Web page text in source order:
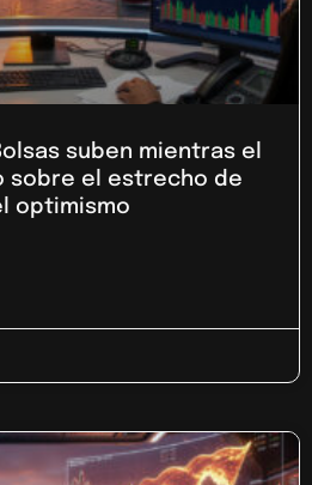
suben mientras el
sobre el estrecho de
optimismo